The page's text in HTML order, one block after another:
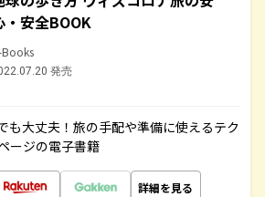
・安全BOOK
Books
発売
も大丈夫！旅の手配や準備に使えるテク
ージの電子書籍
詳細を見る